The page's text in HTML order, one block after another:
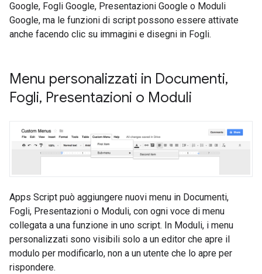
Google, Fogli Google, Presentazioni Google o Moduli
Google, ma le funzioni di script possono essere attivate
anche facendo clic su immagini e disegni in Fogli.
Menu personalizzati in Documenti,
Fogli, Presentazioni o Moduli
Apps Script può aggiungere nuovi menu in Documenti,
Fogli, Presentazioni o Moduli, con ogni voce di menu
collegata a una funzione in uno script. In Moduli, i menu
personalizzati sono visibili solo a un editor che apre il
modulo per modificarlo, non a un utente che lo apre per
rispondere.